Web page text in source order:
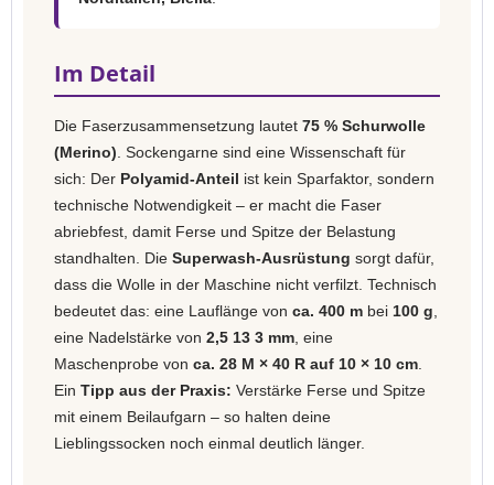
Im Detail
Die Faserzusammensetzung lautet 75 % Schurwolle
(Merino) . Sockengarne sind eine Wissenschaft für
sich: Der Polyamid-Anteil ist kein Sparfaktor, sondern
technische Notwendigkeit – er macht die Faser
abriebfest, damit Ferse und Spitze der Belastung
standhalten. Die Superwash-Ausrüstung sorgt dafür,
dass die Wolle in der Maschine nicht verfilzt. Technisch
bedeutet das: eine Lauflänge von ca. 400 m bei 100 g
eine Nadelstärke von 2,5 13 3 mm , eine
Maschenprobe von ca. 28 M × 40 R auf 10 × 10 cm
Ein Tipp aus der Praxis: Verstärke Ferse und Spitze
mit einem Beilaufgarn – so halten deine
Lieblingssocken noch einmal deutlich länger.